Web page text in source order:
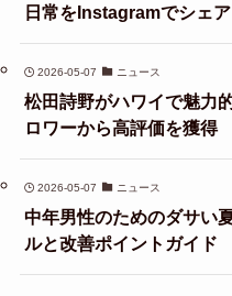
日常をInstagramでシェア
2026-05-07 ニュース
松田詩野がハワイで魅力
ロワーから高評価を獲得
2026-05-07 ニュース
中年男性のためのダサい
ルと改善ポイントガイド